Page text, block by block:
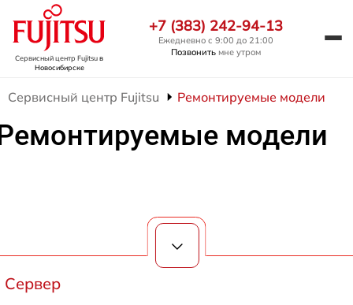
Сервисный центр Fujitsuв
Новосибирске
+7 (383) 242-94-13
Ежедневно с 9:00 до 21:00
Позвонить мне утром
Сервисный центр Fujitsu Ремонтируемые модели
модели
Сервер